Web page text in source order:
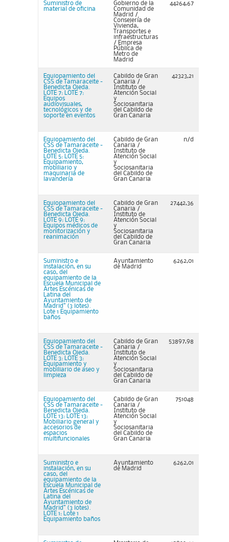
Suministro de
material de oficina
Gobierno de la
Comunidad de
Madrid /
Consejería de
Vivienda,
Transportes e
infraestructuras
/ Empresa
Pública de
Metro de
Madrid
44264,67
Equiopamiento del
CSS de Tamaraceite -
Benedicta Ojeda.
LOTE 7: LOTE 7:
Equipos
audiovisuales,
tecnológicos y de
soporte en eventos
Cabildo de Gran
Canaria /
Instituto de
Atención Social
y
Sociosanitaria
del Cabildo de
Gran Canaria
42323,21
Equiopamiento del
CSS de Tamaraceite -
Benedicta Ojeda.
LOTE 5: LOTE 5:
Equipamiento,
mobiliario y
maquinaria de
lavandería
Cabildo de Gran
Canaria /
Instituto de
Atención Social
y
Sociosanitaria
del Cabildo de
Gran Canaria
n/d
Equiopamiento del
CSS de Tamaraceite -
Benedicta Ojeda.
LOTE 9: LOTE 9:
Equipos médicos de
monitorización y
reanimación
Cabildo de Gran
Canaria /
Instituto de
Atención Social
y
Sociosanitaria
del Cabildo de
Gran Canaria
27442,36
Suministro e
instalación, en su
caso, del
equipamiento de la
Escuela Municipal de
Artes Escénicas de
Latina del
Ayuntamiento de
Madrid” (3 lotes).
Lote 1 Equipamiento
baños
Ayuntamiento
de Madrid
6262,01
Equiopamiento del
CSS de Tamaraceite -
Benedicta Ojeda.
LOTE 3: LOTE 3:
Equipamiento y
mobiliario de aseo y
limpieza
Cabildo de Gran
Canaria /
Instituto de
Atención Social
y
Sociosanitaria
del Cabildo de
Gran Canaria
53897,98
Equiopamiento del
CSS de Tamaraceite -
Benedicta Ojeda.
LOTE 13: LOTE 13:
Mobiliario general y
accesorios de
espacios
multifuncionales
Cabildo de Gran
Canaria /
Instituto de
Atención Social
y
Sociosanitaria
del Cabildo de
Gran Canaria
751048
Suministro e
instalación, en su
caso, del
equipamiento de la
Escuela Municipal de
Artes Escénicas de
Latina del
Ayuntamiento de
Madrid” (3 lotes).
LOTE 1: Lote 1
Equipamiento baños
Ayuntamiento
de Madrid
6262,01